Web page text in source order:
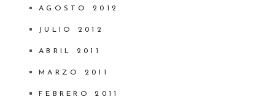
AGOSTO 2012
JULIO 2012
ABRIL 2011
MARZO 2011
FEBRERO 2011